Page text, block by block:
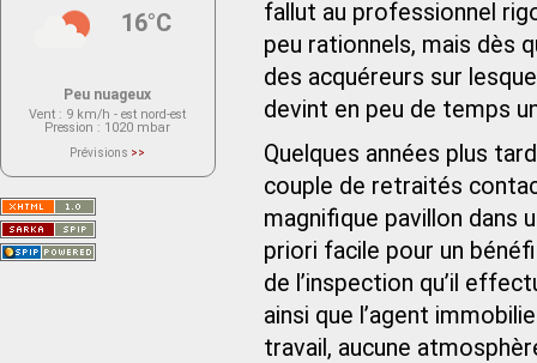
fallut au professionnel
peu rationnels, mais dès
des acquéreurs sur
devint en peu de temps
Quelques années plus
couple de retraités
magnifique pavillon dans
priori facile pour un
de l’inspection qu’il
ainsi que l’agent
travail, aucune
16°C
Peu nuageux
Vent : 9 km/h - est nord-est
Pression : 1020 mbar
Prévisions >>
actuellement aucune prévision
Saint-Nom.
Veuillez consulter le message du
service ci-dessous.
(401 - Invalid API key. Please see
https://openweathermap.org/faq#error401